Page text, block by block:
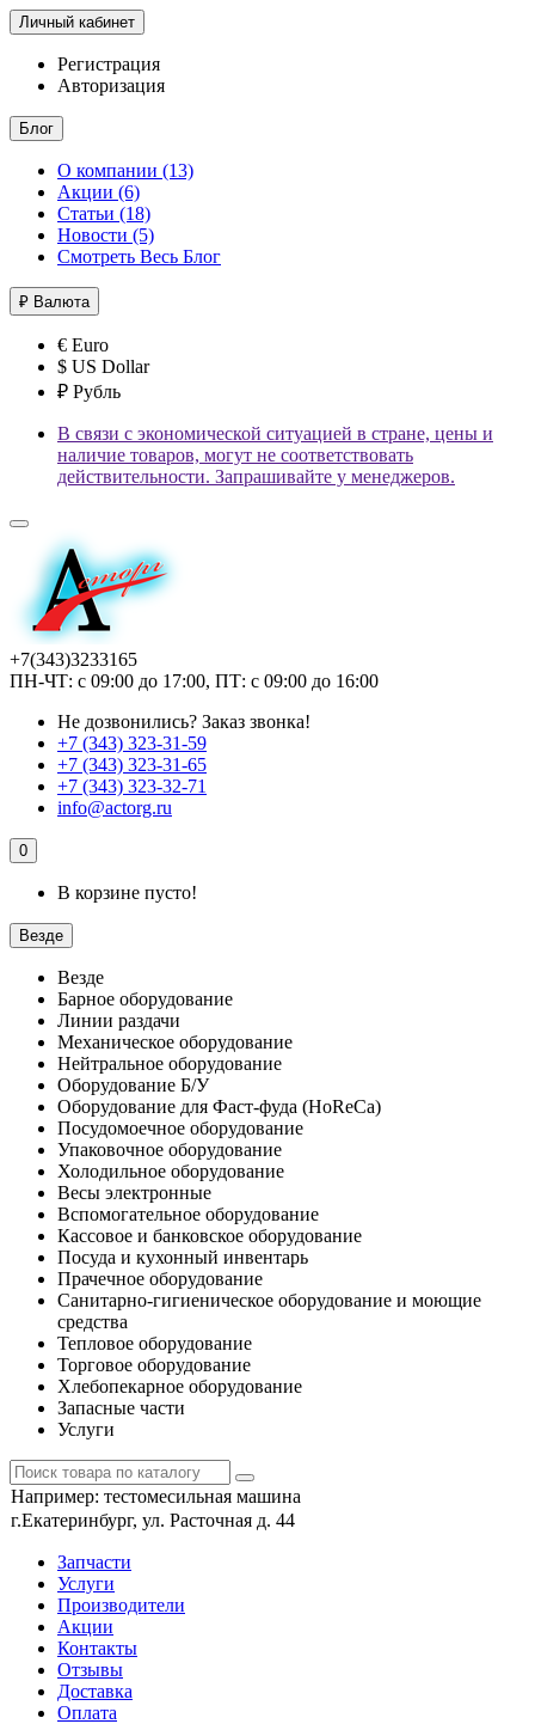
Личный кабинет
Регистрация
Авторизация
Блог
О компании (13)
Акции (6)
Статьи (18)
Новости (5)
Смотреть Весь Блог
₽ Валюта
€ Euro
$ US Dollar
₽ Рубль
В связи с экономической ситуацией в стране, цены и
наличие товаров, могут не соответствовать
действительности. Запрашивайте у менеджеров.
+7(343)3233165
ПН-ЧТ: с 09:00 до 17:00, ПТ: с 09:00 до 16:00
Не дозвонились? Заказ звонка!
+7 (343) 323-31-59
+7 (343) 323-31-65
+7 (343) 323-32-71
info@actorg.ru
0
В корзине пусто!
Везде
Везде
Барное оборудование
Линии раздачи
Механическое оборудование
Нейтральное оборудование
Оборудование Б/У
Оборудование для Фаст-фуда (HoReCa)
Посудомоечное оборудование
Упаковочное оборудование
Холодильное оборудование
Весы электронные
Вспомогательное оборудование
Кассовое и банковское оборудование
Посуда и кухонный инвентарь
Прачечное оборудование
Санитарно-гигиеническое оборудование и моющие
средства
Тепловое оборудование
Торговое оборудование
Хлебопекарное оборудование
Запасные части
Услуги
Например: тестомесильная машина
г.Екатеринбург, ул. Расточная д. 44
Запчасти
Услуги
Производители
Акции
Контакты
Отзывы
Доставка
Оплата